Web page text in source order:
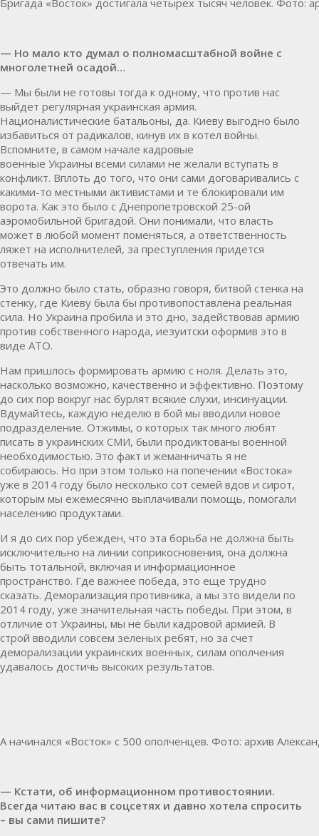
— Но мало кто думал о полномасштабной войне с
многолетней осадой…
— Мы были не готовы тогда к одному, что против нас
выйдет регулярная украинская армия.
Националистические батальоны, да. Киеву выгодно было
избавиться от радикалов, кинув их в котел войны.
Вспомните, в самом начале кадровые
военные Украины всеми силами не желали вступать в
конфликт. Вплоть до того, что они сами договаривались с
какими-то местными активистами и те блокировали им
ворота. Как это было с Днепропетровской 25-ой
аэромобильной бригадой. Они понимали, что власть
может в любой момент поменяться, а ответственность
ляжет на исполнителей, за преступления придется
отвечать им.
Это должно было стать, образно говоря, битвой стенка на
стенку, где Киеву была бы противопоставлена реальная
сила. Но Украина пробила и это дно, задействовав армию
против собственного народа, иезуитски оформив это в
виде АТО.
Нам пришлось формировать армию с ноля. Делать это,
насколько возможно, качественно и эффективно. Поэтому
до сих пор вокруг нас бурлят всякие слухи, инсинуации.
Вдумайтесь, каждую неделю в бой мы вводили новое
подразделение. Отжимы, о которых так много любят
писать в украинских СМИ, были продиктованы военной
необходимостью. Это факт и жеманничать я не
собираюсь. Но при этом только на попечении «Востока»
уже в 2014 году было несколько сот семей вдов и сирот,
которым мы ежемесячно выплачивали помощь, помогали
населению продуктами.
И я до сих пор убежден, что эта борьба не должна быть
исключительно на линии соприкосновения, она должна
быть тотальной, включая и информационное
пространство. Где важнее победа, это еще трудно
сказать. Деморализация противника, а мы это видели по
2014 году, уже значительная часть победы. При этом, в
отличие от Украины, мы не были кадровой армией. В
строй вводили совсем зеленых ребят, но за счет
деморализации украинских военных, силам ополчения
удавалось достичь высоких результатов.
А начинался «Восток» с 500 ополченцев. Фото: архив
— Кстати, об информационном противостоянии.
Всегда читаю вас в соцсетях и давно хотела спросить
– вы сами пишите?